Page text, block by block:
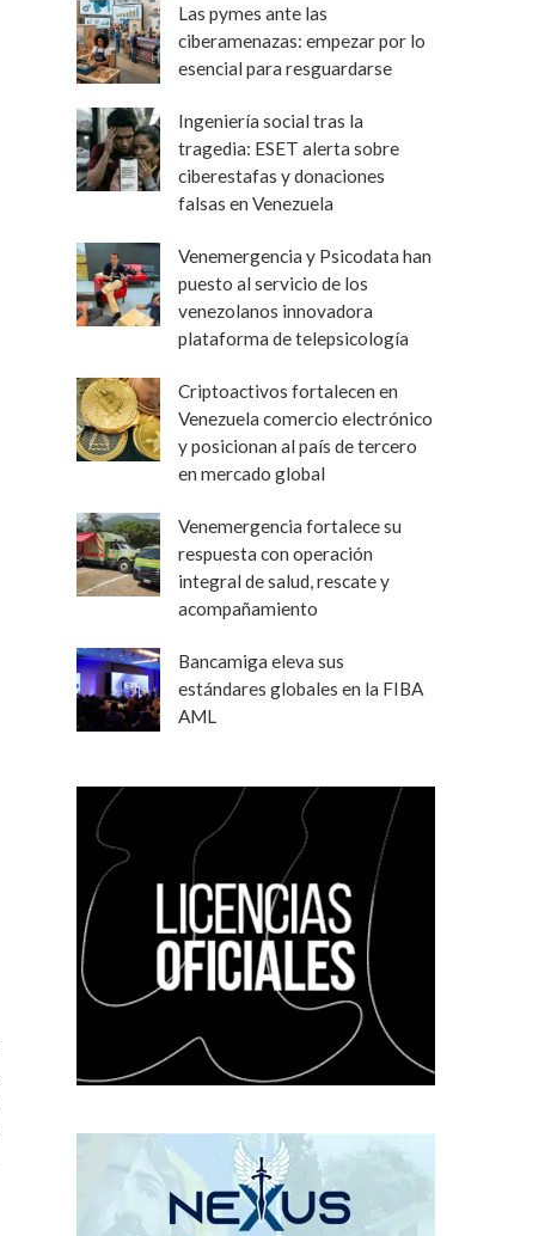
Las pymes ante las
ciberamenazas: empezar por lo
esencial para resguardarse
Ingeniería social tras la
tragedia: ESET alerta sobre
ciberestafas y donaciones
falsas en Venezuela
Venemergencia y Psicodata han
puesto al servicio de los
venezolanos innovadora
plataforma de telepsicología
Criptoactivos fortalecen en
Venezuela comercio electrónico
y posicionan al país de tercero
en mercado global
Venemergencia fortalece su
respuesta con operación
integral de salud, rescate y
acompañamiento
Bancamiga eleva sus
estándares globales en la FIBA
AML